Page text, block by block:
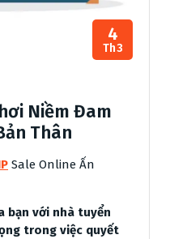
4
Th3
Niềm Đam
Thân
Sale Online Ấn
bạn với nhà tuyển
trong việc quyết